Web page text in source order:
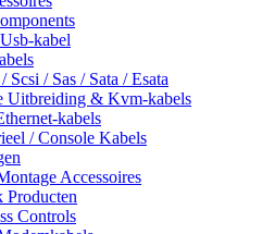
kabel
Scsi / Sas / Sata / Esata
Uitbreiding & Kvm-kabels
kabels
/ Console Kabels
Accessoires
Producten
Controls